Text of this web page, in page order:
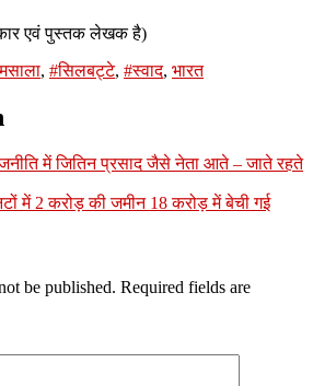
एवं पुस्तक लेखक है)
, #सिलबट्टे, #स्वाद, भारत
में जितिन प्रसाद जैसे नेता आते – जाते रहते
में 2 करोड़ की जमीन 18 करोड़ में बेची गई
be published. Required fields are